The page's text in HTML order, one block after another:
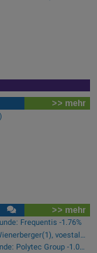
>> mehr
>> mehr
Frequentis -1.76%
Star der Stunde: Bajaj Mobility AG 3.2%, Rutsch der Stunde: Polytec Group -1.01%